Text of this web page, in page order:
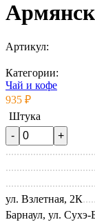
Артикул:
Категории:
Чай и кофе
935 ₽
Штука
ул. Взлетная, 2К
Барнаул, ул. Сухэ-